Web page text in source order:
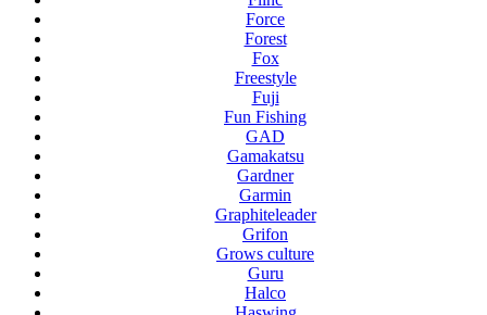
Force
Forest
Fox
Freestyle
Fuji
Fun Fishing
GAD
Gamakatsu
Gardner
Garmin
Graphiteleader
Grifon
Grows culture
Guru
Halco